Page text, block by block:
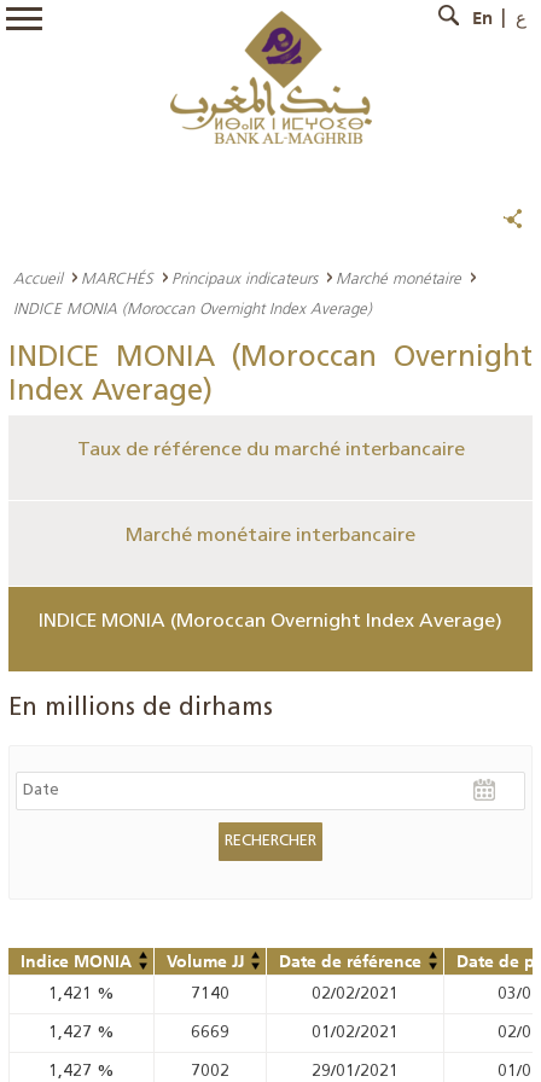
En ع
Accueil MARCHÉS Principaux indicateurs
Marché monétaire
INDICE MONIA (Moroccan Overnight Index Average)
INDICE MONIA (Moroccan Overnight
Index Average)
Taux de référence du marché interbancaire
Marché monétaire interbancaire
INDICE MONIA (Moroccan Overnight Index Average)
En millions de dirhams
Indice MONIA Volume JJ Date de référence Date de
1,421 % 7140 02/02/2021 03/
1,427 % 6669 01/02/2021 02/
1,427 % 7002 29/01/2021 01/